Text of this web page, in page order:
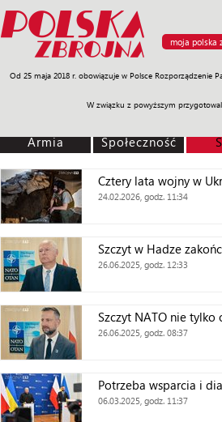
moja polska
Od 25 maja 2018 r. obowiązuje w Polsce Rozporządzenie
W związku z powyższym
Armia Poligon Sprzęt Misje
Armia Społeczność
Cztery lata wojny w
24.02.2026, godz. 11:34
Szczyt w Hadze
26.06.2025, godz. 12:33
Szczyt NATO nie
26.06.2025, godz. 08:37
Potrzeba wsparcia i
06.03.2025, godz. 11:37